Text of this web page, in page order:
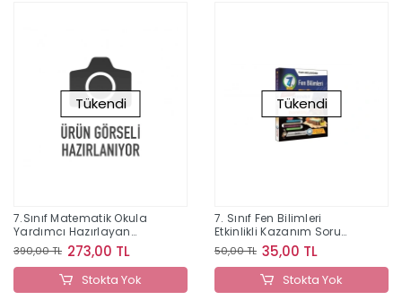
Tükendi
7.Sınıf Matematik Okula
Yardımcı Hazırlayan
Defter
390,00 TL 273,00 TL
Stokta Yok
Tükendi
7. Sınıf Fen Bilimleri
Etkinlikli Kazanım Soru
Bankası
50,00 TL 35,00 TL
Stokta Yok